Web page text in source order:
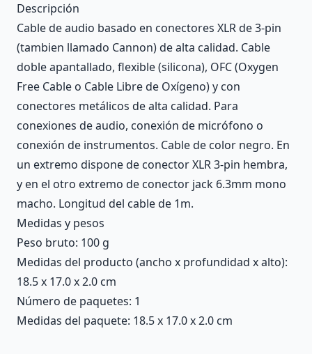
Descripción
Cable de audio basado en conectores XLR de 3-pin
(tambien llamado Cannon) de alta calidad. Cable
doble apantallado, flexible (silicona), OFC (Oxygen
Free Cable o Cable Libre de Oxígeno) y con
conectores metálicos de alta calidad. Para
conexiones de audio, conexión de micrófono o
conexión de instrumentos. Cable de color negro. En
un extremo dispone de conector XLR 3-pin hembra,
y en el otro extremo de conector jack 6.3mm mono
macho. Longitud del cable de 1m.
Medidas y pesos
Peso bruto: 100 g
Medidas del producto (ancho x profundidad x alto):
18.5 x 17.0 x 2.0 cm
Número de paquetes: 1
Medidas del paquete: 18.5 x 17.0 x 2.0 cm